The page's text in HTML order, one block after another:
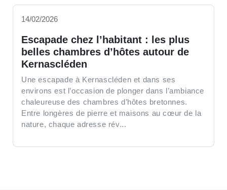
14/02/2026
Escapade chez l’habitant : les plus
belles chambres d’hôtes autour de
Kernascléden
Une escapade à Kernascléden et dans ses
environs est l’occasion de plonger dans l’ambiance
chaleureuse des chambres d’hôtes bretonnes.
Entre longères de pierre et maisons au cœur de la
nature, chaque adresse rév...